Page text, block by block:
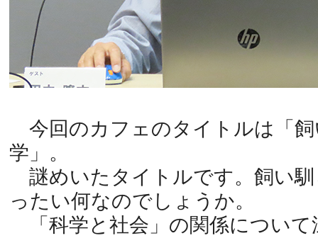
今回のカフェのタイトルは「
学」。
謎めいたタイトルです。飼い
ったい何なのでしょうか。
「科学と社会」の関係について